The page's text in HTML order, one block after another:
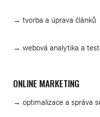
→ tvorba a úprava článků
→ webová analytika a
ONLINE MARKETING
→ optimalizace a správa